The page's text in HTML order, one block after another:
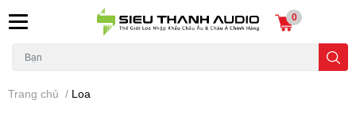
0
Trang chủ / Loa